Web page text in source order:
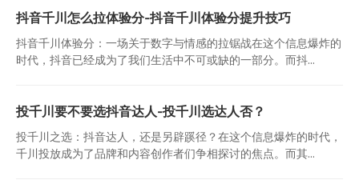
抖音千川怎么拉体验分-抖音千川体验分提升技巧
抖音千川体验分：一场关于数字与情感的拉锯战在这个信息爆炸的
时代，抖音已经成为了我们生活中不可或缺的一部分。而抖...
投千川要不要选抖音达人-投千川选达人否？
投千川之选：抖音达人，还是另辟蹊径？在这个信息爆炸的时代，
千川投放成为了品牌和内容创作者们争相探讨的焦点。而其...